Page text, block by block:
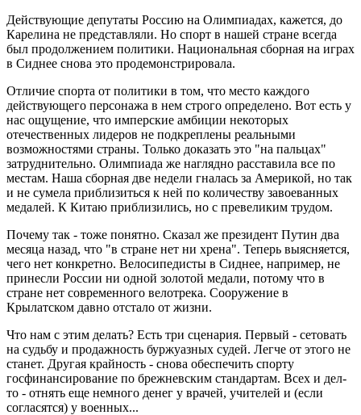
Действующие депутаты Россию на Олимпиадах, кажется, до
Карелина не представляли. Но спорт в нашей стране всегда
был продолжением политики. Национальная сборная на играх
в Сиднее снова это продемонстрировала.
Отличие спорта от политики в том, что место каждого
действующего персонажа в нем строго определено. Вот есть у
нас ощущение, что имперские амбиции некоторых
отечественных лидеров не подкреплены реальными
возможностями страны. Только доказать это "на пальцах"
затруднительно. Олимпиада же наглядно расставила все по
местам. Наша сборная две недели гналась за Америкой, но так
и не сумела приблизиться к ней по количеству завоеванных
медалей. К Китаю приблизились, но с превеликим трудом.
Почему так - тоже понятно. Сказал же президент Путин два
месяца назад, что "в стране нет ни хрена". Теперь выясняется,
чего нет конкретно. Велосипедисты в Сиднее, например, не
принесли России ни одной золотой медали, потому что в
стране нет современного велотрека. Сооружение в
Крылатском давно отстало от жизни.
Что нам с этим делать? Есть три сценария. Первый - сетовать
на судьбу и продажность буржуазных судей. Легче от этого не
станет. Другая крайность - снова обеспечить спорту
госфинансирование по брежневским стандартам. Всех и дел-
то - отнять еще немного денег у врачей, учителей и (если
согласятся) у военных...